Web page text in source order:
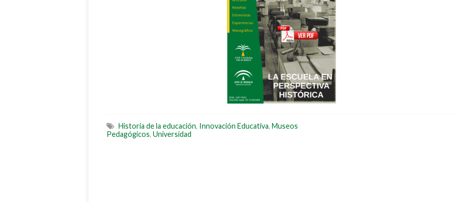
Historia de la educación, Innovación Educativa, Museos
Pedagógicos, Universidad